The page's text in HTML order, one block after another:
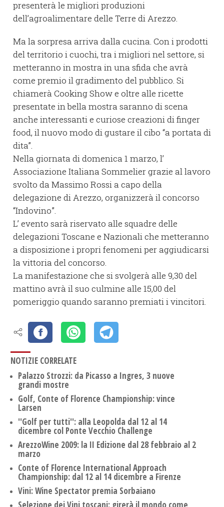
presenterà le migliori produzioni
dell’agroalimentare delle Terre di Arezzo.
Ma la sorpresa arriva dalla cucina. Con i prodotti
del territorio i cuochi, tra i migliori nel settore, si
metteranno in mostra in una sfida che avrà
come premio il gradimento del pubblico. Si
chiamerà Cooking Show e oltre alle ricette
presentate in bella mostra saranno di scena
anche interessanti e curiose creazioni di finger
food, il nuovo modo di gustare il cibo “a portata di
dita”.
Nella giornata di domenica 1 marzo, l’
Associazione Italiana Sommelier grazie al lavoro
svolto da Massimo Rossi a capo della
delegazione di Arezzo, organizzerà il concorso
“Indovino”.
L’ evento sarà riservato alle squadre delle
delegazioni Toscane e Nazionali che metteranno
a disposizione i propri fenomeni per aggiudicarsi
la vittoria del concorso.
La manifestazione che si svolgerà alle 9,30 del
mattino avrà il suo culmine alle 15,00 del
pomeriggio quando saranno premiati i vincitori.
NOTIZIE CORRELATE
Palazzo Strozzi: da Picasso a Ingres, 3 nuove
grandi mostre
Golf, Conte of Florence Championship: vince
Larsen
''Golf per tutti'': alla Leopolda dal 12 al 14
dicembre col Ponte Vecchio Challenge
ArezzoWine 2009: la II Edizione dal 28 febbraio al 2
marzo
Conte of Florence International Approach
Championship: dal 12 al 14 dicembre a Firenze
Vini: Wine Spectator premia Sorbaiano